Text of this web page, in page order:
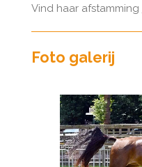
Vind haar afstamming
Foto galerij